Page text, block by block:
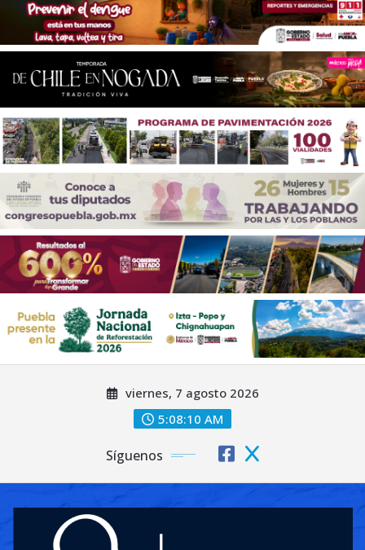
viernes, 7 agosto 2026
5:08:11 AM
Síguenos